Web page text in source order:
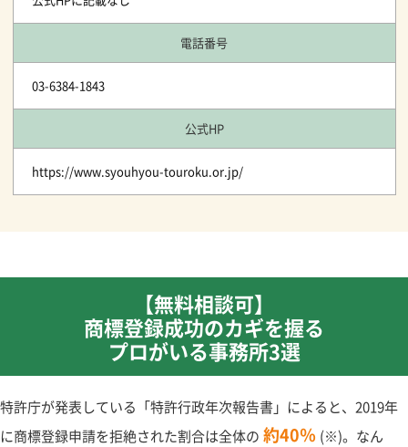
電話番号
03-6384-1843
公式HP
https://www.syouhyou-touroku.or.jp/
【無料相談可】
商標登録成功のカギを握る
プロがいる事務所3選
特許庁が発表している「特許行政年次報告書」によると、2019年
に商標登録申請を拒絶された割合は全体の 約40％ (※)。なん